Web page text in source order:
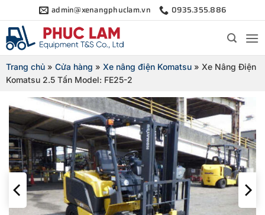
qua
nội
dung
admin@xenangphuclam.vn 0935.355.886
Trang chủ » Cửa hàng » Xe nâng điện Komatsu » Xe Nâng Điện
Komatsu 2.5 Tấn Model: FE25-2